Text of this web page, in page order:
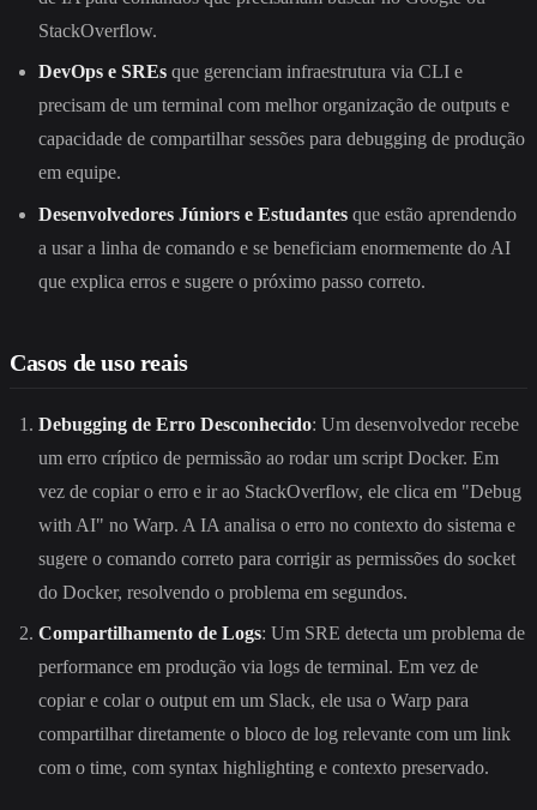
StackOverflow.
DevOps e SREs que gerenciam infraestrutura via CLI e
precisam de um terminal com melhor organização de outputs e
capacidade de compartilhar sessões para debugging de produção
em equipe.
Desenvolvedores Júniors e Estudantes que estão aprendendo
a usar a linha de comando e se beneficiam enormemente do AI
que explica erros e sugere o próximo passo correto.
Casos de uso reais
Debugging de Erro Desconhecido: Um desenvolvedor recebe
um erro críptico de permissão ao rodar um script Docker. Em
vez de copiar o erro e ir ao StackOverflow, ele clica em "Debug
with AI" no Warp. A IA analisa o erro no contexto do sistema e
sugere o comando correto para corrigir as permissões do socket
do Docker, resolvendo o problema em segundos.
Compartilhamento de Logs: Um SRE detecta um problema de
performance em produção via logs de terminal. Em vez de
copiar e colar o output em um Slack, ele usa o Warp para
compartilhar diretamente o bloco de log relevante com um link
com o time, com syntax highlighting e contexto preservado.